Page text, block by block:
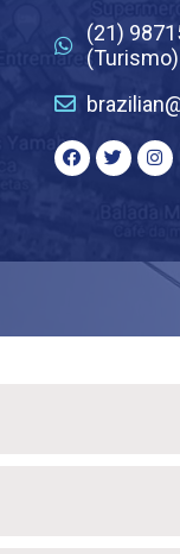
(21)
(Turismo)